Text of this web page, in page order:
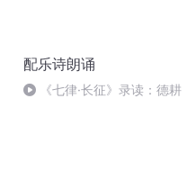
配乐诗朗诵
《七律·长征》录读：德耕